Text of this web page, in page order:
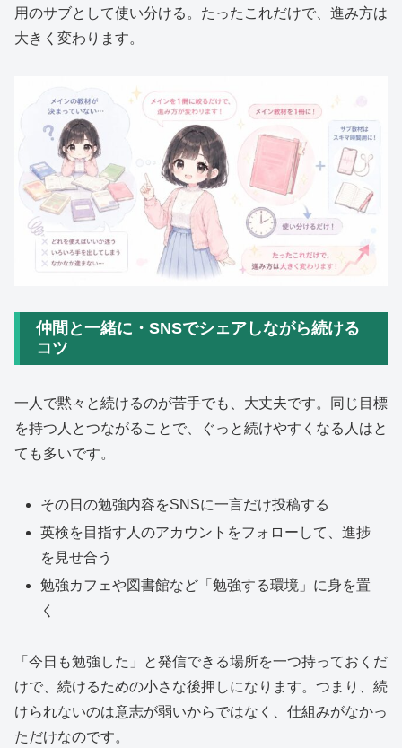
用のサブとして使い分ける。たったこれだけで、進み方は
大きく変わります。
仲間と一緒に・SNSでシェアしながら続ける
コツ
一人で黙々と続けるのが苦手でも、大丈夫です。同じ目標
を持つ人とつながることで、ぐっと続けやすくなる人はと
ても多いです。
その日の勉強内容をSNSに一言だけ投稿する
英検を目指す人のアカウントをフォローして、進捗
を見せ合う
勉強カフェや図書館など「勉強する環境」に身を置
く
「今日も勉強した」と発信できる場所を一つ持っておくだ
けで、続けるための小さな後押しになります。つまり、続
けられないのは意志が弱いからではなく、仕組みがなかっ
ただけなのです。